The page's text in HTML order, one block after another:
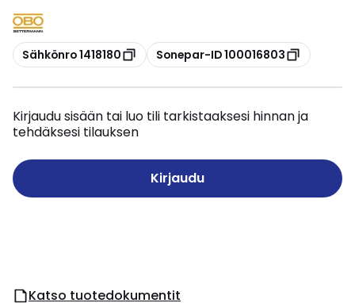
Kopioi
Sähkönro 1418180 Kopioi
Sonepar-ID 100016803
Kirjaudu sisään tai luo tili tarkistaaksesi hinnan ja
tehdäksesi tilauksen
Kirjaudu
Katso tuotedokumentit